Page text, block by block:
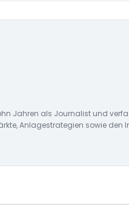
Jahren als Journalist und
Anlagestrategien sowie